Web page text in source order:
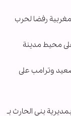
رفضا لحرب
محيط مدينة
وترامب على
بني الحارث بـ